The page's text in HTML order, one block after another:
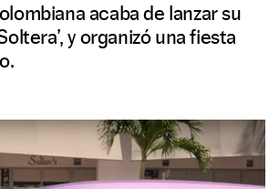
acaba de lanzar su
y organizó una fiesta